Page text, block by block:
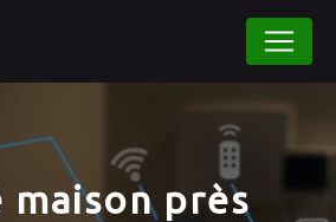
maison près
cookies